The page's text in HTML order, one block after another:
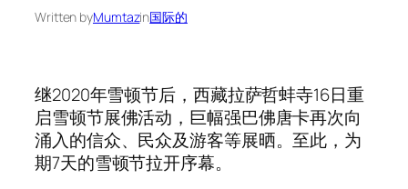
Written byMumtazin国际的
继2020年雪顿节后，西藏拉萨哲蚌寺16日重
启雪顿节展佛活动，巨幅强巴佛唐卡再次向
涌入的信众、民众及游客等展晒。至此，为
期7天的雪顿节拉开序幕。